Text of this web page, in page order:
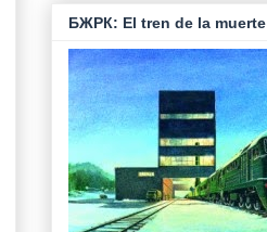
БЖРК: El tren de la muerte